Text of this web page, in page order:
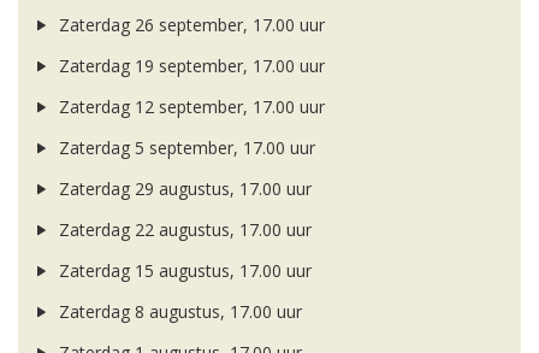
Zaterdag 26 september, 17.00 uur
Zaterdag 19 september, 17.00 uur
Zaterdag 12 september, 17.00 uur
Zaterdag 5 september, 17.00 uur
Zaterdag 29 augustus, 17.00 uur
Zaterdag 22 augustus, 17.00 uur
Zaterdag 15 augustus, 17.00 uur
Zaterdag 8 augustus, 17.00 uur